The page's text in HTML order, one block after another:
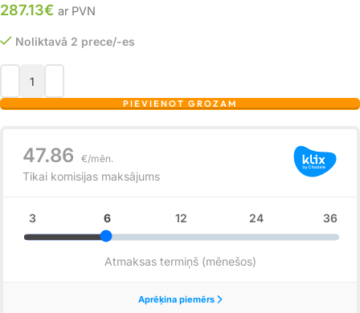
287.13€ ar PVN
Noliktavā 2 prece/-es
PIEVIENOT GROZAM